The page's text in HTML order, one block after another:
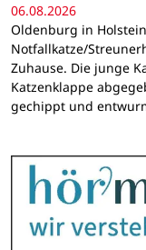
06.08.2026
Oldenburg in
Notfallkatze/
Zuhause. Die junge
Katzenklappe
gechippt und